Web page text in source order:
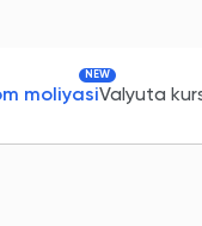
moliyasi
NEW
Valyuta